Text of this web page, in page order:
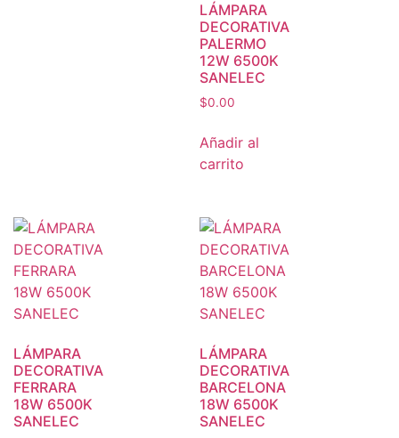
LÁMPARA
DECORATIVA
PALERMO
12W 6500K
SANELEC
$0.00
Añadir al
carrito
LÁMPARA
DECORATIVA
FERRARA
18W 6500K
SANELEC
LÁMPARA
DECORATIVA
BARCELONA
18W 6500K
SANELEC